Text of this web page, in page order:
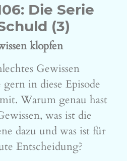
Die Serie
(3)
klopfen
Gewissen
in diese Episode
Warum genau hast
was ist die
dazu und was ist für
Entscheidung?